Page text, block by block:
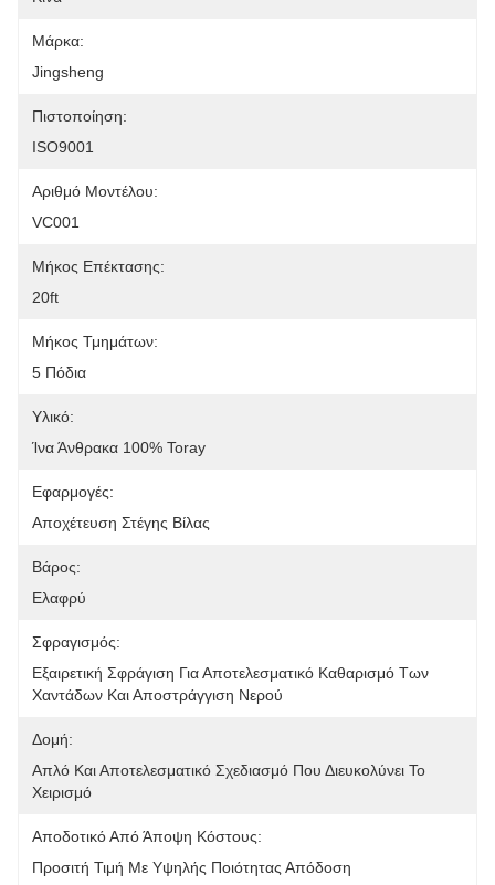
Μάρκα:
Jingsheng
Πιστοποίηση:
ISO9001
Αριθμό Μοντέλου:
VC001
Μήκος Επέκτασης:
20ft
Μήκος Τμημάτων:
5 Πόδια
Υλικό:
Ίνα Άνθρακα 100% Toray
Εφαρμογές:
Αποχέτευση Στέγης Βίλας
Βάρος:
Ελαφρύ
Σφραγισμός:
Εξαιρετική Σφράγιση Για Αποτελεσματικό Καθαρισμό Των
Χαντάδων Και Αποστράγγιση Νερού
Δομή:
Απλό Και Αποτελεσματικό Σχεδιασμό Που Διευκολύνει Το
Χειρισμό
Αποδοτικό Από Άποψη Κόστους:
Προσιτή Τιμή Με Υψηλής Ποιότητας Απόδοση